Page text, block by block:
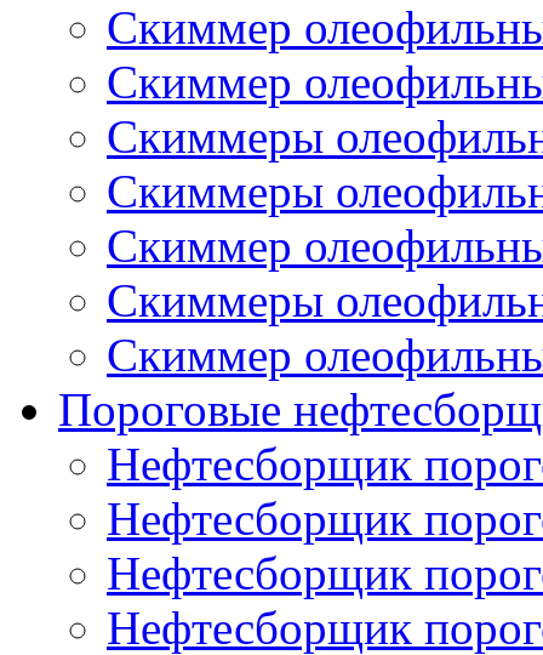
Скиммер
Скиммер
Скиммеры
Скиммеры
Скиммер
Скиммеры
Скиммер
Пороговые
Нефтесборщик
Нефтесборщик
Нефтесборщик
Нефтесборщик